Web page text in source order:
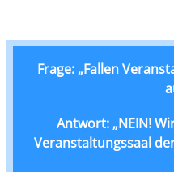
Frage: „Fallen
Antwort: „NEIN!
Veranstaltungssaal